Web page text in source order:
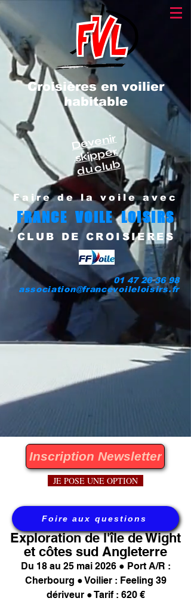
Croisières en voilier
habitable
Devenir
skipper
du club
Faire de la voile avec
FRANCE VOILE LOISIRS
CLUB DE CROISIERES
01 47 26 36 98
association@francevoileloisirs.fr
Inscription Newsletter
JE POSE UNE OPTION
Foire aux questions
Exploration de l'île de Wight
et côtes sud Angleterre
Du 18 au 25 mai 2026 ● Port A/R :
Cherbourg ● Voilier : Feeling 39
dériveur ● Tarif : 620 €